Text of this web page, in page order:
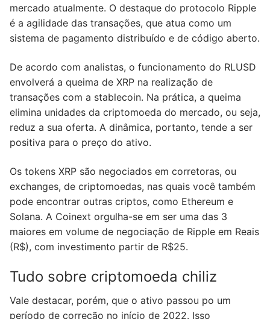
mercado atualmente. O destaque do protocolo Ripple
é a agilidade das transações, que atua como um
sistema de pagamento distribuído e de código aberto.
De acordo com analistas, o funcionamento do RLUSD
envolverá a queima de XRP na realização de
transações com a stablecoin. Na prática, a queima
elimina unidades da criptomoeda do mercado, ou seja,
reduz a sua oferta. A dinâmica, portanto, tende a ser
positiva para o preço do ativo.
Os tokens XRP são negociados em corretoras, ou
exchanges, de criptomoedas, nas quais você também
pode encontrar outras criptos, como Ethereum e
Solana. A Coinext orgulha-se em ser uma das 3
maiores em volume de negociação de Ripple em Reais
(R$), com investimento partir de R$25.
Tudo sobre criptomoeda chiliz
Vale destacar, porém, que o ativo passou po um
período de correção no início de 2022. Isso